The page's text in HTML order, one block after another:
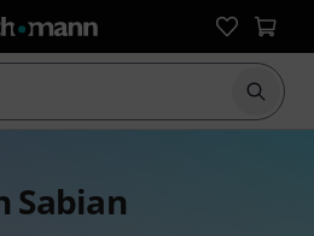
Börja
Sabian